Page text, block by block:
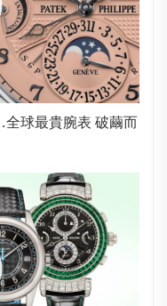
球最貴腕表 破繭而